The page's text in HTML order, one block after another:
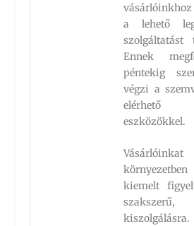
vásárlóinkhoz
a lehető
Ennek
péntekig
végzi a
elérhető
eszközökkel.
kiemelt
kiszolgálásra.